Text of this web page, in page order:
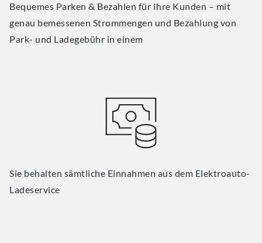
Bequemes Parken & Bezahlen für Ihre Kunden – mit
genau bemessenen Strommengen und Bezahlung von
Park- und Ladegebühr in einem
Sie behalten sämtliche Einnahmen aus dem Elektroauto-
Ladeservice